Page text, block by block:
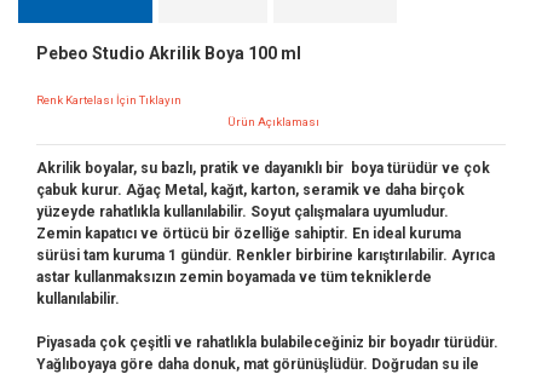
Pebeo Studio Akrilik Boya 100 ml
Renk Kartelası İçin Tıklayın
Ürün Açıklaması
Akrilik boyalar, su bazlı, pratik ve dayanıklı bir boya türüdür ve çok
çabuk kurur. Ağaç Metal, kağıt, karton, seramik ve daha birçok
yüzeyde rahatlıkla kullanılabilir. Soyut çalışmalara uyumludur.
Zemin kapatıcı ve örtücü bir özelliğe sahiptir. En ideal kuruma
sürüsi tam kuruma 1 gündür. Renkler birbirine karıştırılabilir. Ayrıca
astar kullanmaksızın zemin boyamada ve tüm tekniklerde
kullanılabilir.
Piyasada çok çeşitli ve rahatlıkla bulabileceğiniz bir boyadır türüdür.
Yağlıboyaya göre daha donuk, mat görünüşlüdür. Doğrudan su ile